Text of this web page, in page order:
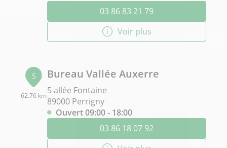
03 86 83 21 79
Voir plus
5
62.76 km
Bureau Vallée Auxerre
5 allée Fontaine
89000 Perrigny
Ouvert 09:00 - 18:00
03 86 18 07 92